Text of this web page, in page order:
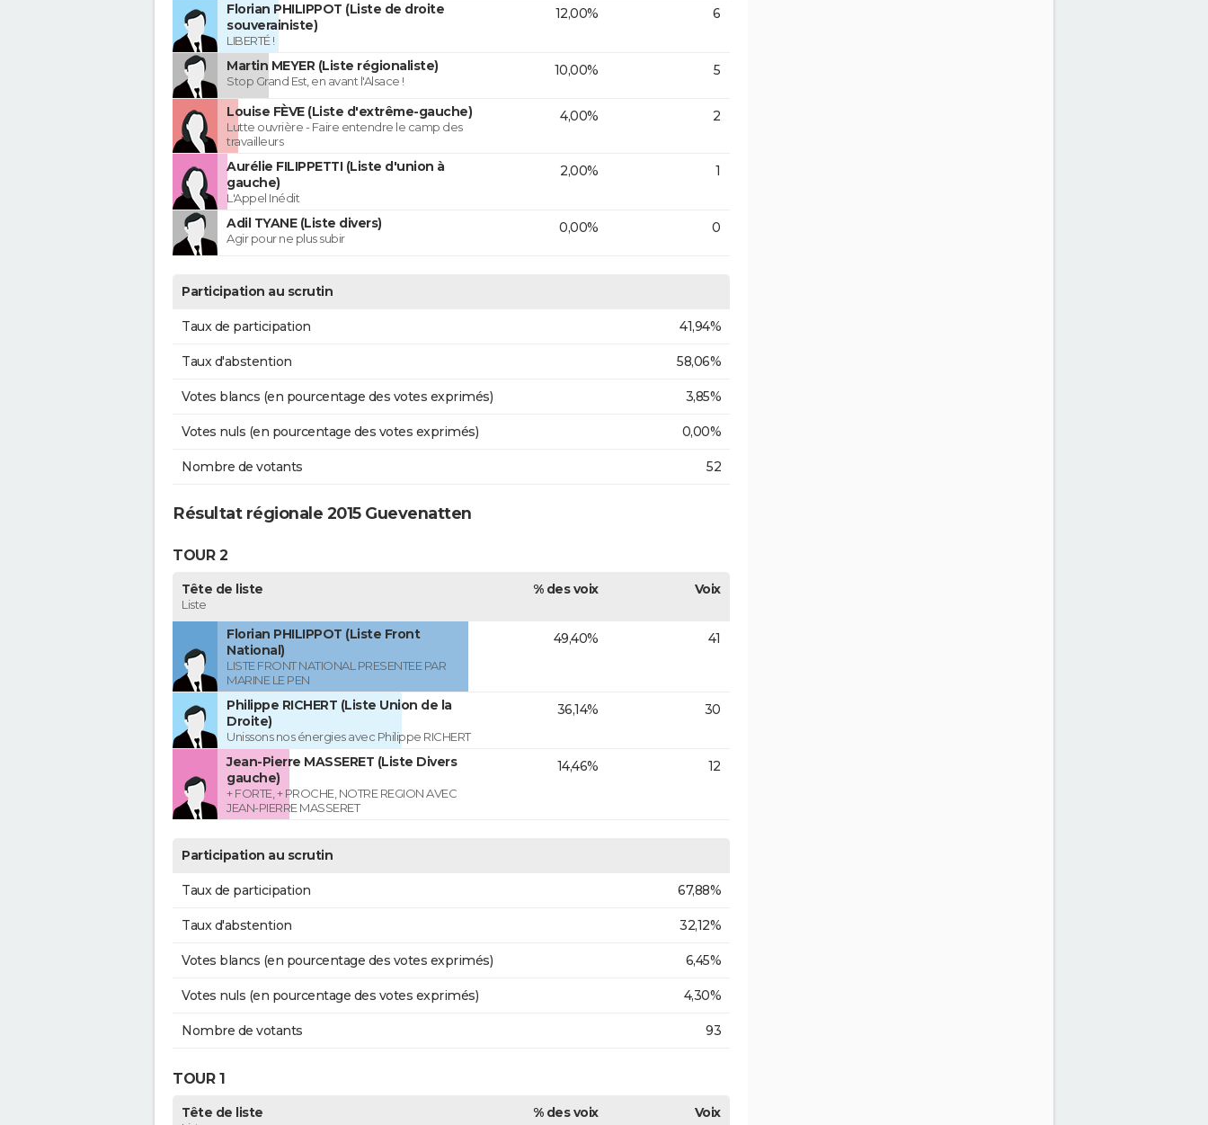
Florian PHILIPPOT (Liste de droite
souverainiste)
LIBERTÉ !
12,00% 6
Martin MEYER (Liste régionaliste)
Stop Grand Est, en avant l'Alsace !
10,00% 5
Louise FÈVE (Liste d'extrême-gauche)
Lutte ouvrière - Faire entendre le camp des
travailleurs
4,00% 2
Aurélie FILIPPETTI (Liste d'union à
gauche)
L'Appel Inédit
2,00% 1
Adil TYANE (Liste divers)
Agir pour ne plus subir
0,00% 0
Participation au scrutin
Taux de participation 41,94%
Taux d'abstention 58,06%
Votes blancs (en pourcentage des votes exprimés) 3,85%
Votes nuls (en pourcentage des votes exprimés) 0,00%
Nombre de votants 52
Résultat régionale 2015 Guevenatten
TOUR 2
Tête de liste
Liste
% des voix Voix
Florian PHILIPPOT (Liste Front
National)
LISTE FRONT NATIONAL PRESENTEE PAR
MARINE LE PEN
49,40% 41
Philippe RICHERT (Liste Union de la
Droite)
Unissons nos énergies avec Philippe RICHERT
36,14% 30
Jean-Pierre MASSERET (Liste Divers
gauche)
+ FORTE, + PROCHE, NOTRE REGION AVEC
JEAN-PIERRE MASSERET
14,46% 12
Participation au scrutin
Taux de participation 67,88%
Taux d'abstention 32,12%
Votes blancs (en pourcentage des votes exprimés) 6,45%
Votes nuls (en pourcentage des votes exprimés) 4,30%
Nombre de votants 93
TOUR 1
Tête de liste % des voix Voix